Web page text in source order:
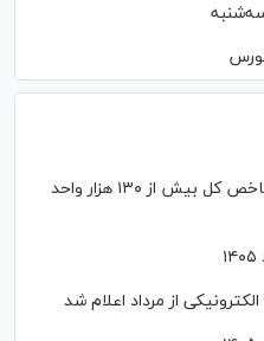
تداوم روند صعودی بورس/ شاخص کل بیش از ۱۳۰ هزار واحد
از مرداد اعلام شد